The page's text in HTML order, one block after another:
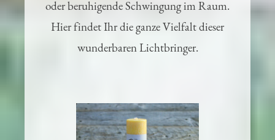
oder beruhigende Schwingung im Raum.
Hier findet Ihr die ganze Vielfalt dieser
wunderbaren Lichtbringer.